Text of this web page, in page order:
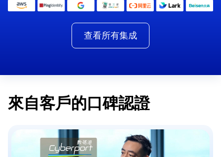
查看所有集成
來自客戶的口碑認證